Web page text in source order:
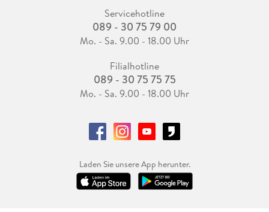
Servicehotline
089 - 30 75 79 00
Mo. - Sa. 9.00 - 18.00 Uhr
Filialhotline
089 - 30 75 75 75
Mo. - Sa. 9.00 - 18.00 Uhr
Laden Sie unsere App herunter.